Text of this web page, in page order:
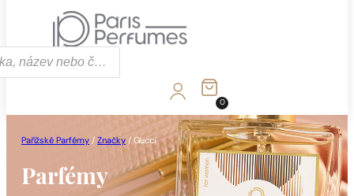
0
Pařížské Parfémy /Značky /Gucci
Parfémy